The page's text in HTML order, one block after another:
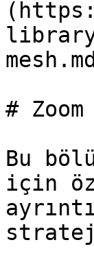
# Zoom
Bu
için